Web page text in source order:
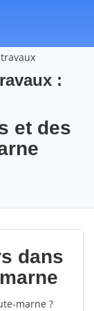
:
et des
dans
marne ?